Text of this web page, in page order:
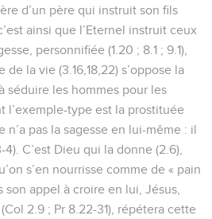
d’un père qui instruit son fils
ainsi que l’Eternel instruit ceux
personnifiée (1.20 ; 8.1 ; 9.1),
la vie (3.16,18,22) s’oppose la
séduire les hommes pour les
l’exemple-type est la prostituée
n’a pas la sagesse en lui-même : il
C’est Dieu qui la donne (2.6),
s’en nourrisse comme de « pain
son appel à croire en lui, Jésus,
2.9 ; Pr 8.22-31), répétera cette